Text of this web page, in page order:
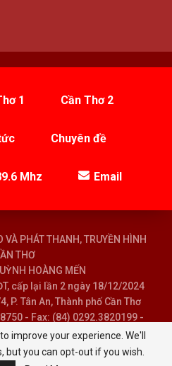
1 Cần Thơ 2
Chuyên đề
Mhz Email
PHÁT THANH, TRUYỀN HÌNH
THƠ
HOÀNG MẾN
cấp lại lần 2 ngày 18/12/2024
P. Tân An, Thành phố Cần Thơ
- Fax: (84) 0292.3820199 -
improve your experience. We'll
but you can opt-out if you wish.